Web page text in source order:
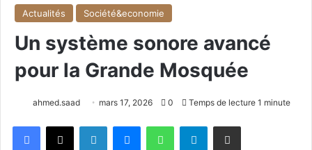
Actualités Société&economie
Un système sonore avancé
pour la Grande Mosquée
ahmed.saad mars 17, 2026 0 Temps de lecture 1 minute
Telegram